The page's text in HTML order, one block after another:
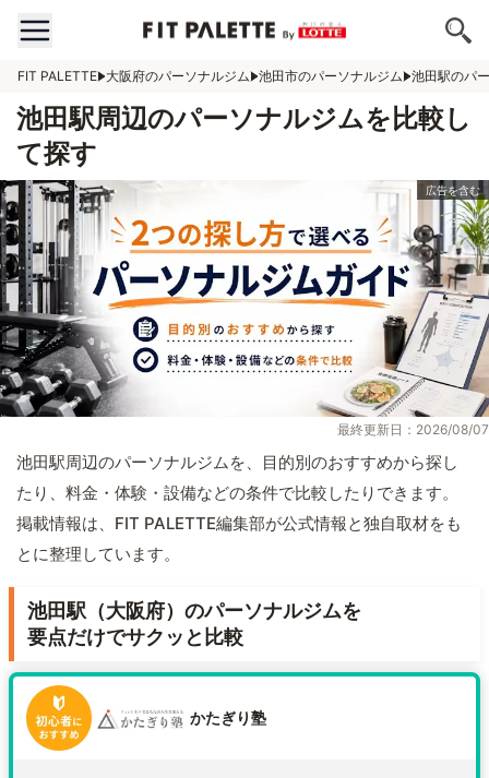
FIT PALETTE 大阪府のパーソナルジム 池田市のパーソナルジム 池田駅のパ
池田駅周辺のパーソナルジムを比較し
て探す
最終更新日：2026/08/07
池田駅周辺のパーソナルジムを、目的別のおすすめから探し
たり、料金・体験・設備などの条件で比較したりできます。
掲載情報は、FIT PALETTE編集部が公式情報と独自取材をも
とに整理しています。
池田駅（大阪府）のパーソナルジムを
要点だけでサクッと比較
かたぎり塾